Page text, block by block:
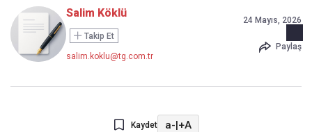
Salim Köklü
Takip Et
salim.koklu@tg.com.tr
24 Mayıs, 2026
Paylaş
Kaydet a-|+A